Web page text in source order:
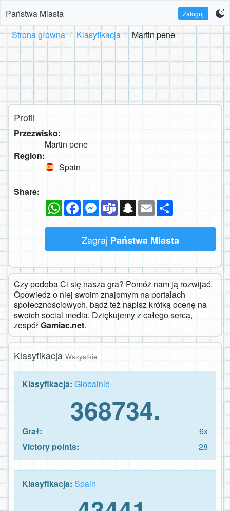
Państwa Miasta Zaloguj
Strona główna Klasyfikacja Martin pene
Profil
Przezwisko:
Martin pene
Region:
Spain
Share:
WhatsAppFacebookMessenger
TeamsSnapchat
Email
Zagraj Państwa Miasta
Czy podoba Ci się nasza gra? Pomóż nam ją rozwijać.
Opowiedz o niej swoim znajomym na portalach
społecznościowych, bądź też napisz krótką ocenę na
swoich social media. Dziękujemy z całego serca,
zespółGamiac.net.
Klasyfikacja Wszystkie
Klasyfikacja: Globalnie
368734.
Grał:
6x
Victory points:
28
Klasyfikacja: Spain